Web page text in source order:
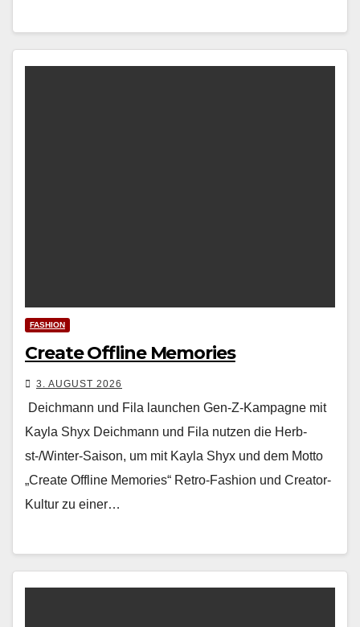
FASHION
Create Offline Memories
3. AUGUST 2026
Deichmann und Fila launchen Gen-Z-Kampagne mit
Kayla Shyx Deich­mann und Fila nutzen die Herb­
st-/Win­ter-Sai­son, um mit Kay­la Shyx und dem Mot­to
„Cre­ate Offline Mem­o­ries“ Retro-Fash­ion und Cre­ator-
Kul­tur zu ein­er…